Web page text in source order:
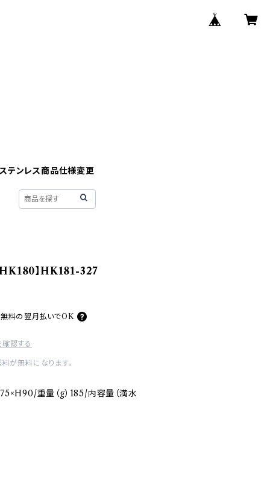
ステンレス商品仕様変更
HK180】HK181-327
料の 翌月払いでOK
認する
が無料になります。
重量（g）185/内容量（満水